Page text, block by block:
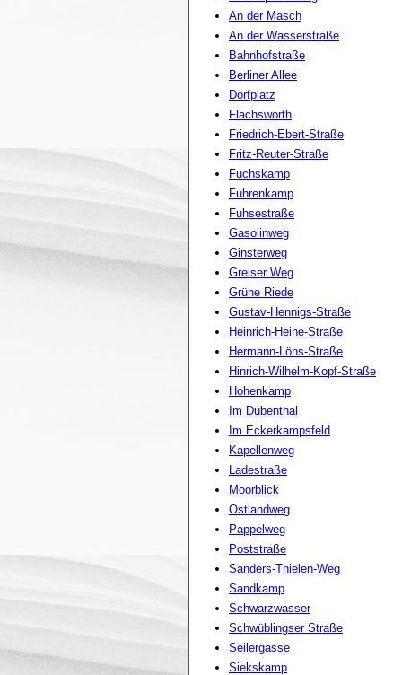
An der Masch
An der Wasserstraße
Bahnhofstraße
Berliner Allee
Dorfplatz
Flachsworth
Friedrich-Ebert-Straße
Fritz-Reuter-Straße
Fuchskamp
Fuhrenkamp
Fuhsestraße
Gasolinweg
Ginsterweg
Greiser Weg
Grüne Riede
Gustav-Hennigs-Straße
Heinrich-Heine-Straße
Hermann-Löns-Straße
Hinrich-Wilhelm-Kopf-Straße
Hohenkamp
Im Dubenthal
Im Eckerkampsfeld
Kapellenweg
Ladestraße
Moorblick
Ostlandweg
Pappelweg
Poststraße
Sanders-Thielen-Weg
Sandkamp
Schwarzwasser
Schwüblingser Straße
Seilergasse
Siekskamp